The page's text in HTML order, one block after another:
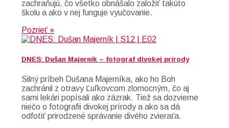
zachraňujú, čo všetko obnášalo založiť takúto
školu a ako v nej funguje vyučovanie.
Pozrieť »
DNES: Dušan Majerník – fotograf divokej prírody
Silný príbeh Dušana Majerníka, ako ho Boh
zachránil z otravy Ľuľkovcom zlomocným, čo aj
sami lekári popísali ako zázrak. Tiež sa dozvieme
niečo o fotografii divokej prírody a ako sa dá
odfotiť prirodzené správanie divého zvieraťa.